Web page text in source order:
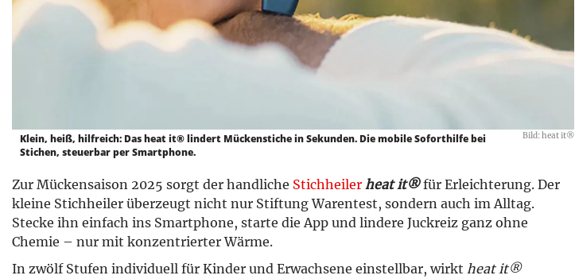
Bild: heat it®
Klein, heiß, hilfreich: Das heat it® lindert Mückenstiche in Sekunden. Die mobile Soforthilfe bei
Stichen, steuerbar per Smartphone.
Zur Mückensaison 2025 sorgt der handliche Stichheiler heat it®für Erleichterung. Der
kleine Stichheiler überzeugt nicht nur Stiftung Warentest, sondern auch im Alltag.
Stecke ihn einfach ins Smartphone, starte die App und lindere Juckreiz ganz ohne
Chemie – nur mit konzentrierter Wärme.
In zwölf Stufen individuell für Kinder und Erwachsene einstellbar, wirkt heat it®